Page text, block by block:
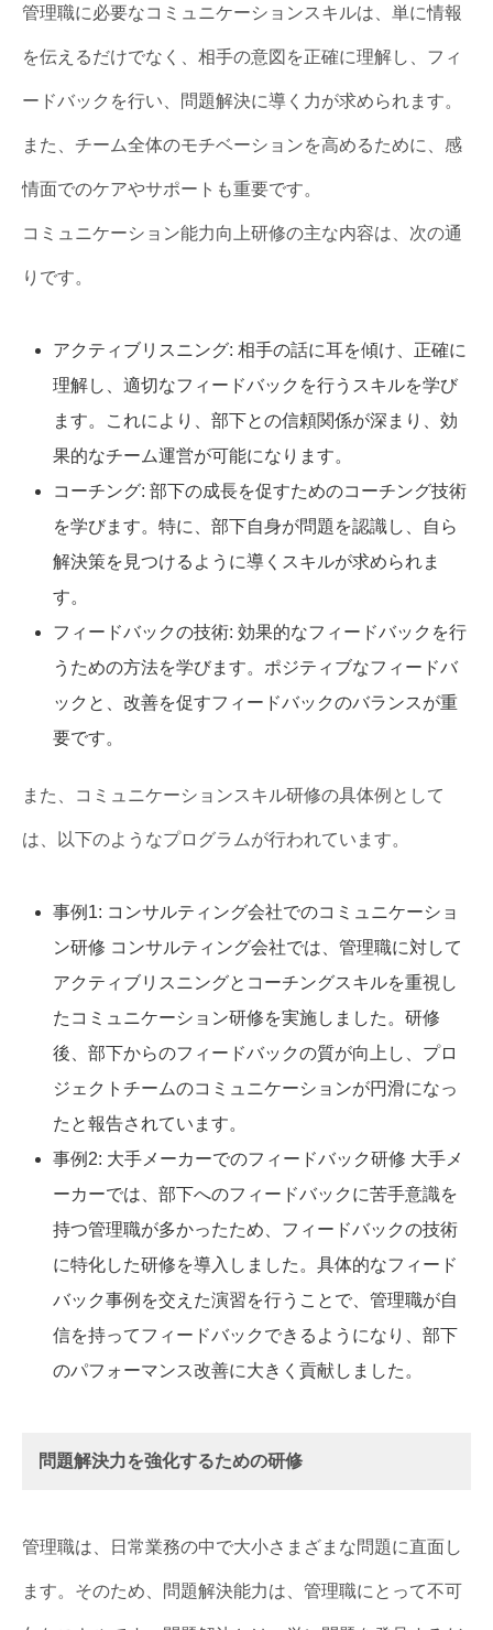
管理職に必要なコミュニケーションスキルは、単に情報
を伝えるだけでなく、相手の意図を正確に理解し、フィ
ードバックを行い、問題解決に導く力が求められます。
また、チーム全体のモチベーションを高めるために、感
情面でのケアやサポートも重要です。
コミュニケーション能力向上研修の主な内容は、次の通
りです。
アクティブリスニング: 相手の話に耳を傾け、正確に
理解し、適切なフィードバックを行うスキルを学び
ます。これにより、部下との信頼関係が深まり、効
果的なチーム運営が可能になります。
コーチング: 部下の成長を促すためのコーチング技術
を学びます。特に、部下自身が問題を認識し、自ら
解決策を見つけるように導くスキルが求められま
す。
フィードバックの技術: 効果的なフィードバックを行
うための方法を学びます。ポジティブなフィードバ
ックと、改善を促すフィードバックのバランスが重
要です。
また、コミュニケーションスキル研修の具体例として
は、以下のようなプログラムが行われています。
事例1: コンサルティング会社でのコミュニケーショ
ン研修 コンサルティング会社では、管理職に対して
アクティブリスニングとコーチングスキルを重視し
たコミュニケーション研修を実施しました。研修
後、部下からのフィードバックの質が向上し、プロ
ジェクトチームのコミュニケーションが円滑になっ
たと報告されています。
事例2: 大手メーカーでのフィードバック研修 大手メ
ーカーでは、部下へのフィードバックに苦手意識を
持つ管理職が多かったため、フィードバックの技術
に特化した研修を導入しました。具体的なフィード
バック事例を交えた演習を行うことで、管理職が自
信を持ってフィードバックできるようになり、部下
のパフォーマンス改善に大きく貢献しました。
問題解決力を強化するための研修
管理職は、日常業務の中で大小さまざまな問題に直面し
ます。そのため、問題解決能力は、管理職にとって不可